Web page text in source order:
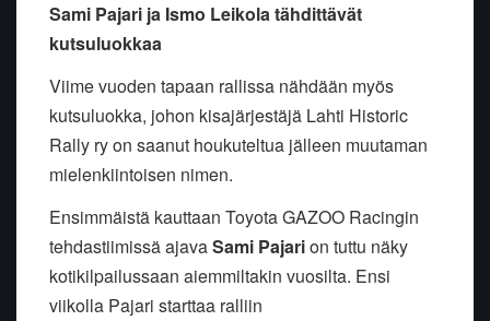
Sami Pajari ja Ismo Leikola tähdittävät
kutsuluokkaa
Viime vuoden tapaan rallissa nähdään myös
kutsuluokka, johon kisajärjestäjä Lahti Historic
Rally ry on saanut houkuteltua jälleen muutaman
mielenkiintoisen nimen.
Ensimmäistä kauttaan Toyota GAZOO Racingin
tehdastiimissä ajavaSami Pajarion tuttu näky
kotikilpailussaan aiemmiltakin vuosilta. Ensi
viikolla Pajari starttaa ralliin